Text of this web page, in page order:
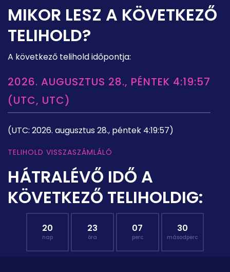
MIKOR LESZ A KÖVETKEZŐ
TELIHOLD?
A következő telihold időpontja:
2026. AUGUSZTUS 28., PÉNTEK 4:19:57
(UTC, UTC)
(UTC: 2026. augusztus 28., péntek 4:19:57)
TELIHOLD VISSZASZÁMLÁLÓ
HÁTRALÉVŐ IDŐ A
KÖVETKEZŐ TELIHOLDIG:
20
nap
23
óra
07
perc
29
másodperc